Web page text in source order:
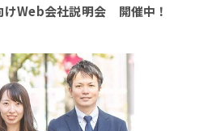
けWeb会社説明会 開催中！